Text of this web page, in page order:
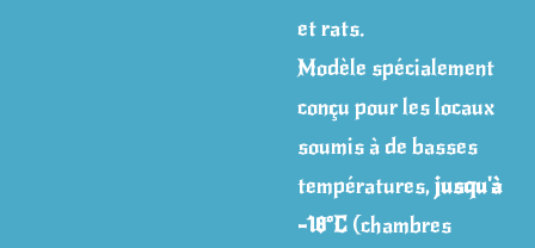
et rats.
Modèle spécialement
conçu pour les locaux
soumis à de basses
températures,jusqu'à
-18°C (chambres